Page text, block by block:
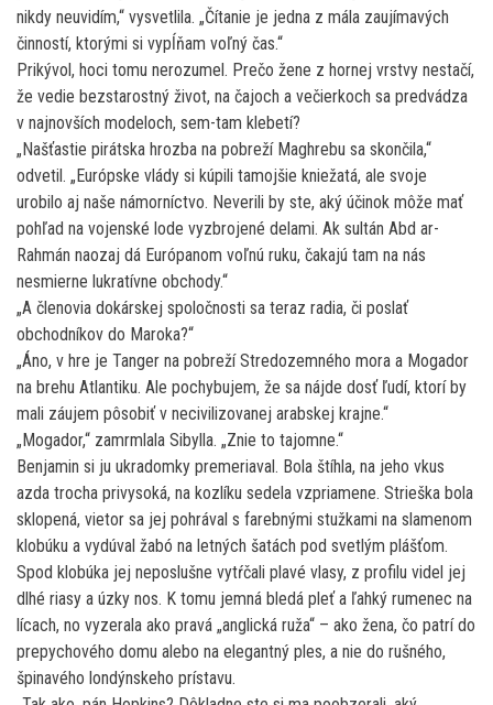
nikdy neuvidím,“ vysvetlila. „Čítanie je jedna z mála zaujímavých
činností, ktorými si vypĺňam voľný čas.“
Prikývol, hoci tomu nerozumel. Prečo žene z hornej vrstvy nestačí,
že vedie bezstarostný život, na čajoch a večierkoch sa predvádza
v najnovších modeloch, sem-tam klebetí?
„Našťastie pirátska hrozba na pobreží Maghrebu sa skončila,“
odvetil. „Európske vlády si kúpili tamojšie kniežatá, ale svoje
urobilo aj naše námorníctvo. Neverili by ste, aký účinok môže mať
pohľad na vojenské lode vyzbrojené delami. Ak sultán Abd ar-
Rahmán naozaj dá Európanom voľnú ruku, čakajú tam na nás
nesmierne lukratívne obchody.“
„A členovia dokárskej spoločnosti sa teraz radia, či poslať
obchodníkov do Maroka?“
„Áno, v hre je Tanger na pobreží Stredozemného mora a Mogador
na brehu Atlantiku. Ale pochybujem, že sa nájde dosť ľudí, ktorí by
mali záujem pôsobiť v necivilizovanej arabskej krajne.“
„Mogador,“ zamrmlala Sibylla. „Znie to tajomne.“
Benjamin si ju ukradomky premeriaval. Bola štíhla, na jeho vkus
azda trocha privysoká, na kozlíku sedela vzpriamene. Strieška bola
sklopená, vietor sa jej pohrával s farebnými stužkami na slamenom
klobúku a vydúval žabó na letných šatách pod svetlým plášťom.
Spod klobúka jej neposlušne vytŕčali plavé vlasy, z profilu videl jej
dlhé riasy a úzky nos. K tomu jemná bledá pleť a ľahký rumenec na
lícach, no vyzerala ako pravá „anglická ruža“ – ako žena, čo patrí do
prepychového domu alebo na elegantný ples, a nie do rušného,
špinavého londýnskeho prístavu.